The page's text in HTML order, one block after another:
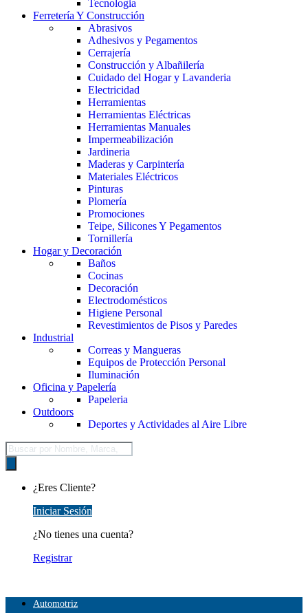
Tecnologia
Ferretería Y Construcción
Abrasivos
Adhesivos y Pegamentos
Cerrajería
Construcción y Albañilería
Cuidado del Hogar y Lavanderia
Electricidad
Herramientas
Herramientas Eléctricas
Herramientas Manuales
Impermeabilización
Jardineria
Maderas y Carpintería
Materiales Eléctricos
Pinturas
Plomería
Promociones
Teipe, Silicones Y Pegamentos
Tornillería
Hogar y Decoración
Baños
Cocinas
Decoración
Electrodomésticos
Higiene Personal
Revestimientos de Pisos y Paredes
Industrial
Correas y Mangueras
Equipos de Protección Personal
Iluminación
Oficina y Papelería
Papeleria
Outdoors
Deportes y Actividades al Aire Libre
Búsqueda
de
productos
¿Eres Cliente?
Iniciar Sesión
¿No tienes una cuenta?
Registrar
Automotriz